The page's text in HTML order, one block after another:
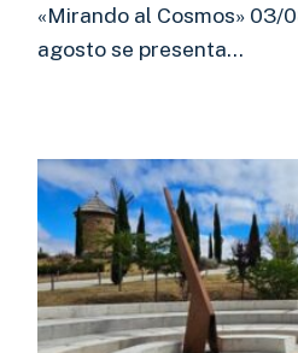
«Mirando al Cosmos» 03/
agosto se presenta…